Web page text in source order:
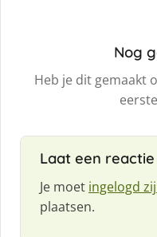
Nog
Heb je dit gemaakt
Laat een
Je moet ingelogd
plaatsen.